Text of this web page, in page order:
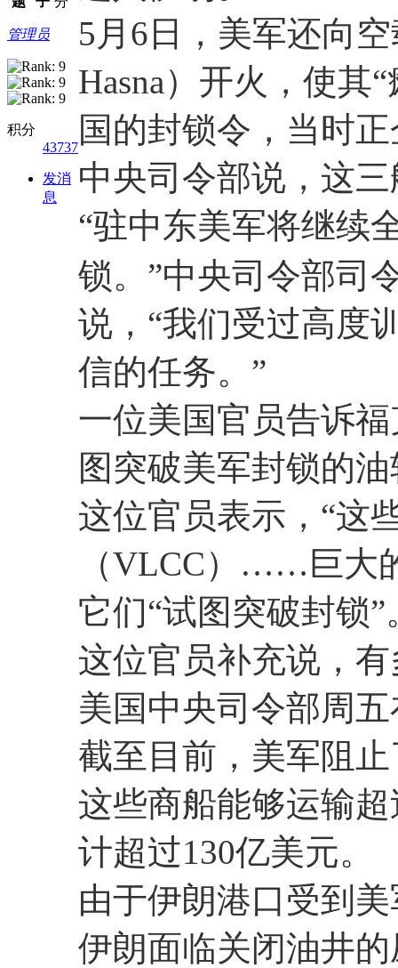
管理员
积分
43737
发消
息
5月6日，美军还向
Hasna）开火，使其
国的封锁令，当时
中央司令部说，这
“驻中东美军将继续
锁。”中央司令部司
说，“我们受过高度
信的任务。”
一位美国官员告诉
图突破美军封锁的
这位官员表示，“这
（VLCC）……巨大
它们“试图突破封锁”
这位官员补充说，
美国中央司令部周
截至目前，美军阻
这些商船能够运输
计超过130亿美元。
由于伊朗港口受到
伊朗面临关闭油井